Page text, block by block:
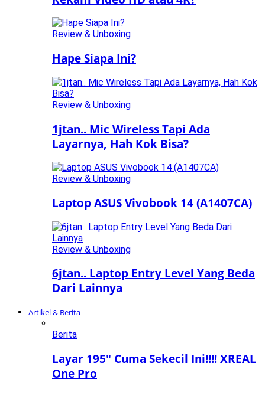
Review & Unboxing
Hape Siapa Ini?
Review & Unboxing
1jtan.. Mic Wireless Tapi Ada
Layarnya, Hah Kok Bisa?
Review & Unboxing
Laptop ASUS Vivobook 14 (A1407CA)
Review & Unboxing
6jtan.. Laptop Entry Level Yang Beda
Dari Lainnya
Artikel & Berita
Berita
Layar 195″ Cuma Sekecil Ini!!!! XREAL
One Pro